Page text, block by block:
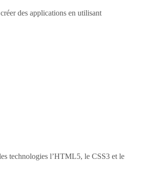
des applications en utilisant
technologies l’HTML5, le CSS3 et le